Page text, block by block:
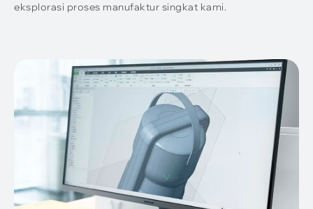
eksplorasi proses manufaktur singkat kami.